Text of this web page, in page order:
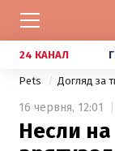
24 КАНАЛ
Pets Догляд за
16 червня, 12:01
Несли на